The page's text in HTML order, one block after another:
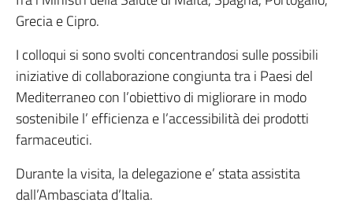
Grecia e Cipro.
I colloqui si sono svolti concentrandosi sulle possibili
iniziative di collaborazione congiunta tra i Paesi del
Mediterraneo con l’obiettivo di migliorare in modo
sostenibile l’ efficienza e l’accessibilità dei prodotti
farmaceutici.
Durante la visita, la delegazione e’ stata assistita
dall’Ambasciata d’Italia.